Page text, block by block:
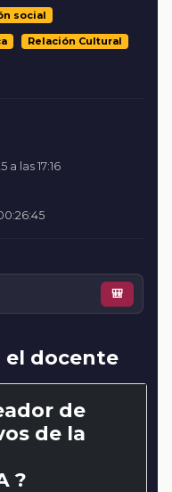
social
Relación Cultural
las 17:16
🎒
el docente
de
de la
?